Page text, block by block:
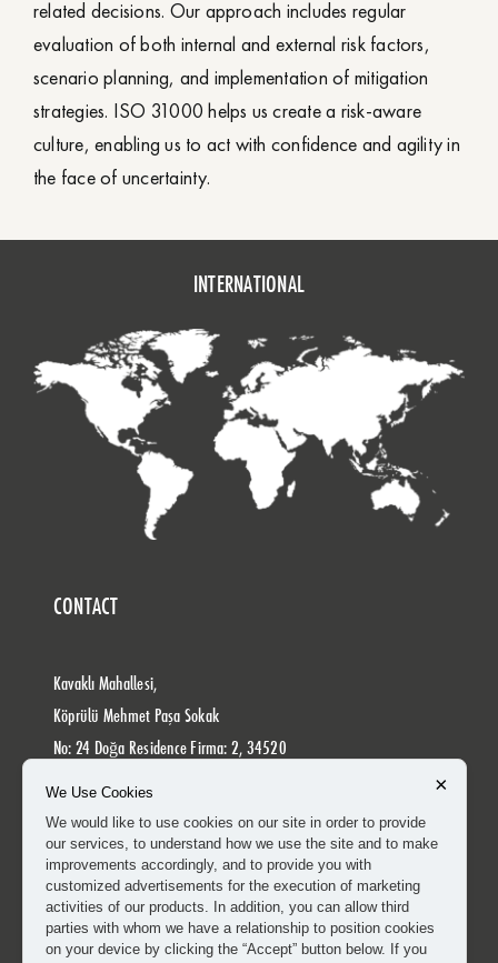
related decisions. Our approach includes regular
evaluation of both internal and external risk factors,
scenario planning, and implementation of mitigation
strategies. ISO 31000 helps us create a risk-aware
culture, enabling us to act with confidence and agility in
the face of uncertainty.
INTERNATIONAL
CONTACT
Kavaklı Mahallesi,
Köprülü Mehmet Paşa Sokak
No: 24 Doğa Residence Firma: 2, 34520
info@heikenei.com
×
We Use Cookies
We would like to use cookies on our site in order to provide
our services, to understand how we use the site and to make
improvements accordingly, and to provide you with
customized advertisements for the execution of marketing
activities of our products. In addition, you can allow third
parties with whom we have a relationship to position cookies
on your device by clicking the “Accept” button below. If you